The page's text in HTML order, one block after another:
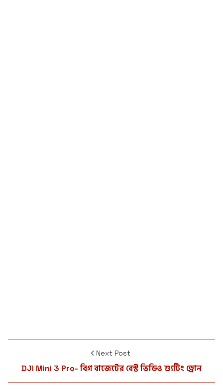
Next Post
DJI Mini 3 Pro- বিগ বাজেটের বেস্ট ভিডিও শ্যুটিং ড্রোন